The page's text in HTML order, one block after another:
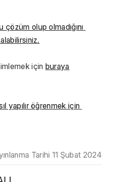
olup olmadığını
için buraya
yapılır öğrenmek için
Tarihi 11 Şubat 2024